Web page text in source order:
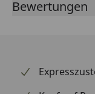
Kettensatz-
Bewertungen